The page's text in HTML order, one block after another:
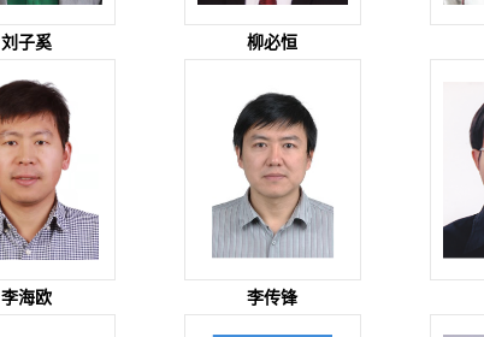
刘子奚 柳必恒
李海欧 李传锋